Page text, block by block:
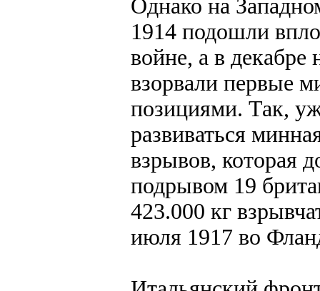
Однако на
1914 подошли
войне, а в
взорвали первые
позициями. Так,
развиваться
взрывов, которая
подрывом 19
423.000 кг
июля 1917 во